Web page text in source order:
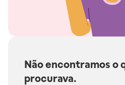
Não encontramos o
procurava.